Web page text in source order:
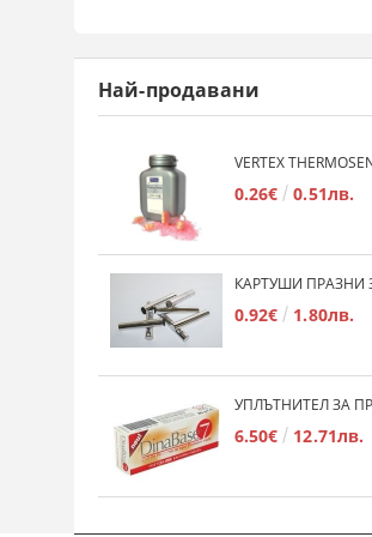
Най-продавани
0.26€ 0.51лв.
0.92€ 1.80лв.
6.50€ 12.71лв.